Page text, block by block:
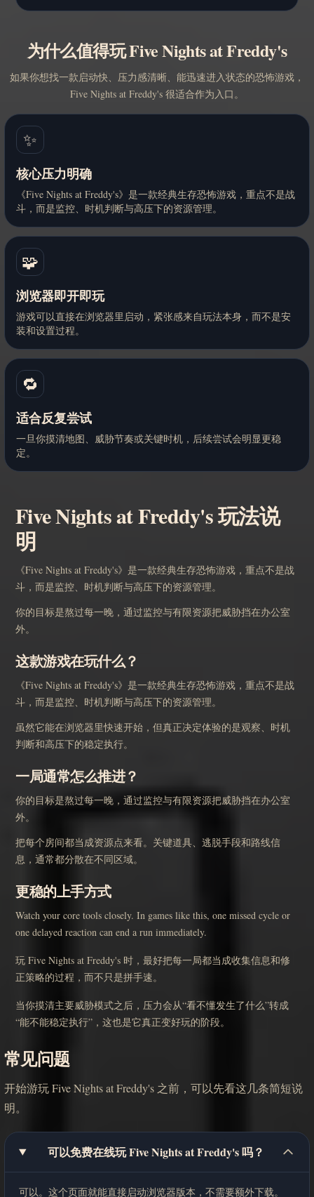
为什么值得玩 Five Nights at Freddy's
如果你想找一款启动快、压力感清晰、能迅速进入状态的恐怖游戏，
Five Nights at Freddy's 很适合作为入口。
✨
核心压力明确
《Five Nights at Freddy's》是一款经典生存恐怖游戏，重点不是战
斗，而是监控、时机判断与高压下的资源管理。
🧩
浏览器即开即玩
游戏可以直接在浏览器里启动，紧张感来自玩法本身，而不是安
装和设置过程。
🔁
适合反复尝试
一旦你摸清地图、威胁节奏或关键时机，后续尝试会明显更稳
定。
Five Nights at Freddy's 玩法说
明
《Five Nights at Freddy's》是一款经典生存恐怖游戏，重点不是战
斗，而是监控、时机判断与高压下的资源管理。
你的目标是熬过每一晚，通过监控与有限资源把威胁挡在办公室
外。
这款游戏在玩什么？
《Five Nights at Freddy's》是一款经典生存恐怖游戏，重点不是战
斗，而是监控、时机判断与高压下的资源管理。
虽然它能在浏览器里快速开始，但真正决定体验的是观察、时机
判断和高压下的稳定执行。
一局通常怎么推进？
你的目标是熬过每一晚，通过监控与有限资源把威胁挡在办公室
外。
把每个房间都当成资源点来看。关键道具、逃脱手段和路线信
息，通常都分散在不同区域。
更稳的上手方式
Watch your core tools closely. In games like this, one missed cycle or
one delayed reaction can end a run immediately.
玩 Five Nights at Freddy's 时，最好把每一局都当成收集信息和修
正策略的过程，而不只是拼手速。
当你摸清主要威胁模式之后，压力会从“看不懂发生了什么”转成
“能不能稳定执行”，这也是它真正变好玩的阶段。
常见问题
开始游玩 Five Nights at Freddy's 之前，可以先看这几条简短说
明。
可以免费在线玩 Five Nights at Freddy's 吗？
可以。这个页面就能直接启动浏览器版本，不需要额外下载。